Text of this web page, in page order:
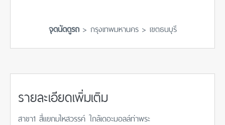
จุดนัดดูรถ> กรุงเทพมหานคร > เขตธนบุรี
รายละเอียดเพิ่มเติม
สาขา1 สี่แยกมไหสวรรค์ ใกล้เดอะมอลล์ท่าพระ